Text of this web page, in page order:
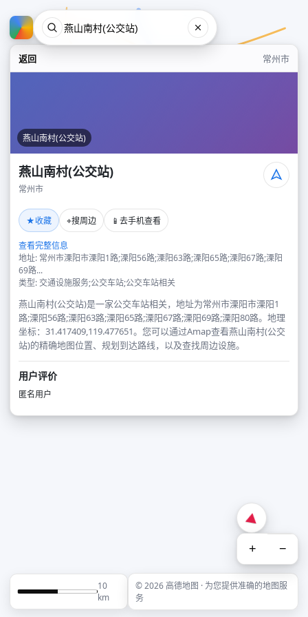
返回 常州市
燕山南村(公交站)
燕山南村(公交站)
常州市
★收藏 ⌖搜周边 📱 去手机查看
查看完整信息
地址: 常州市溧阳市溧阳1路;溧阳56路;溧阳63路;溧阳65路;溧阳67路;溧阳
69路...
类型: 交通设施服务;公交车站;公交车站相关
燕山南村(公交站)是一家公交车站相关，地址为常州市溧阳市溧阳1
路;溧阳56路;溧阳63路;溧阳65路;溧阳67路;溧阳69路;溧阳80路。地理
坐标：31.417409,119.477651。您可以通过Amap查看燕山南村(公交
站)的精确地图位置、规划到达路线，以及查找周边设施。
用户评价
匿名用户
+ −
10
km
© 2026 高德地图 · 为您提供准确的地图服
务